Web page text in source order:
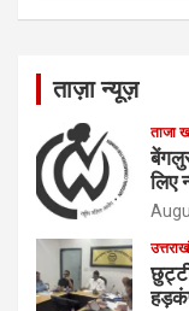
ताज़ा न्यूज़
ताजा
लिए